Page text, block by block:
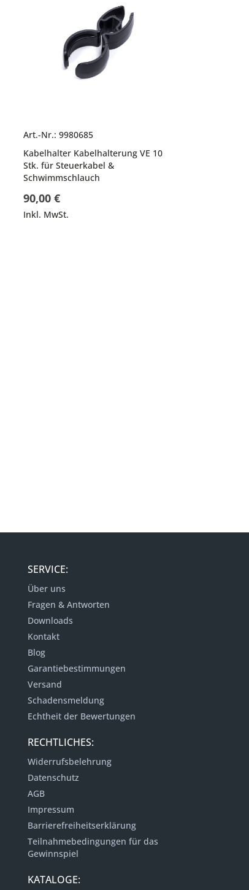
Art.-Nr.: 9980685
Kabelhalter Kabelhalterung VE 10
Stk. für Steuerkabel &
Schwimmschlauch
90,00 €
Inkl. MwSt.
SERVICE:
Über uns
Fragen & Antworten
Downloads
Kontakt
Blog
Garantiebestimmungen
Versand
Schadensmeldung
Echtheit der Bewertungen
RECHTLICHES:
Widerrufsbelehrung
Datenschutz
AGB
Impressum
Barrierefreiheitserklärung
Teilnahmebedingungen für das
Gewinnspiel
KATALOGE: